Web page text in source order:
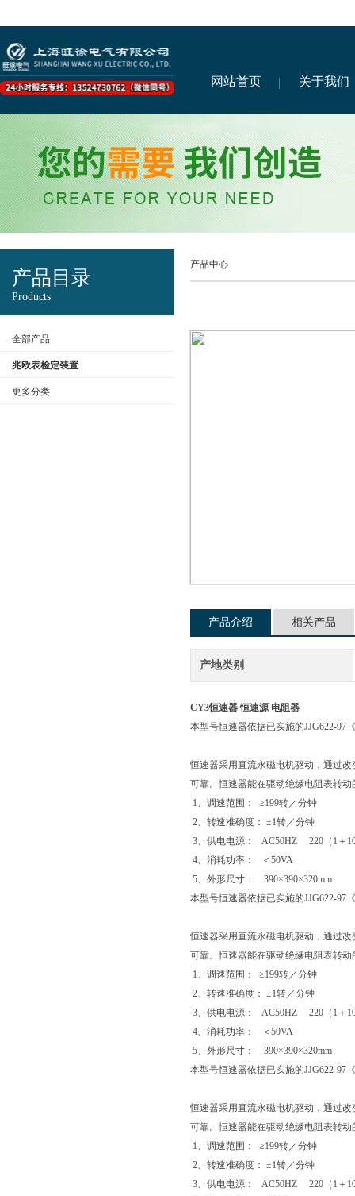
网站首页 关于我们
产品目录
Products
全部产品
兆欧表检定装置
更多分类
产品中心
产品介绍 相关产品
产地类别
CY3恒速器 恒速源 电阻器
本型号恒速器依据已实施的JJG622-97
恒速器采用直流永磁电机驱动，通过
可靠。恒速器能在驱动绝缘电阻表转
1、调速范围： ≥199转／分钟
2、转速准确度： ±1转／分钟
3、供电电源： AC50HZ 220（1＋
4、消耗功率： ＜50VA
5、外形尺寸： 390×390×320mm
本型号恒速器依据已实施的JJG622-97
恒速器采用直流永磁电机驱动，通过
可靠。恒速器能在驱动绝缘电阻表转
1、调速范围： ≥199转／分钟
2、转速准确度： ±1转／分钟
3、供电电源： AC50HZ 220（1＋
4、消耗功率： ＜50VA
5、外形尺寸： 390×390×320mm
本型号恒速器依据已实施的JJG622-97
恒速器采用直流永磁电机驱动，通过
可靠。恒速器能在驱动绝缘电阻表转
1、调速范围： ≥199转／分钟
2、转速准确度： ±1转／分钟
3、供电电源： AC50HZ 220（1＋